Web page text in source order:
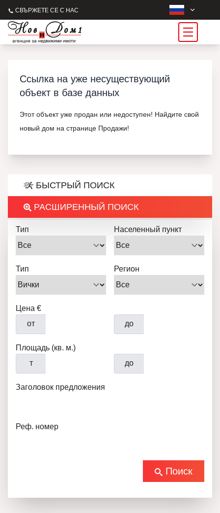
СВЪРЖЕТЕ СЕ С НАС
Ссылка на уже несуществующий
объект в базе данных
Этот объект уже продан или недоступен! Найдите свой
новый дом на странице Продажи!
БЫСТРЫЙ ПОИСК
РАСШИРЕННЫЙ ПОИСК
Тип Населенный пункт
Тип Регион
Цена €
от
до
Площадь (кв. м.)
т
до
Заголовок предложения
Реф. номер
Поиск